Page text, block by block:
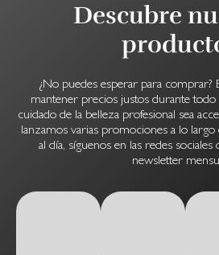
Descubre
¿No puedes esperar para comprar?
mantener precios justos durante todo
cuidado de la belleza profesional sea
lanzamos varias promociones a lo
al día, síguenos en las redes
newsletter